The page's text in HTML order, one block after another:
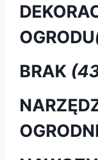
OGRODU
BRAK